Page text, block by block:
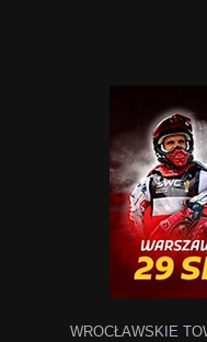
WROCŁAWSKIE